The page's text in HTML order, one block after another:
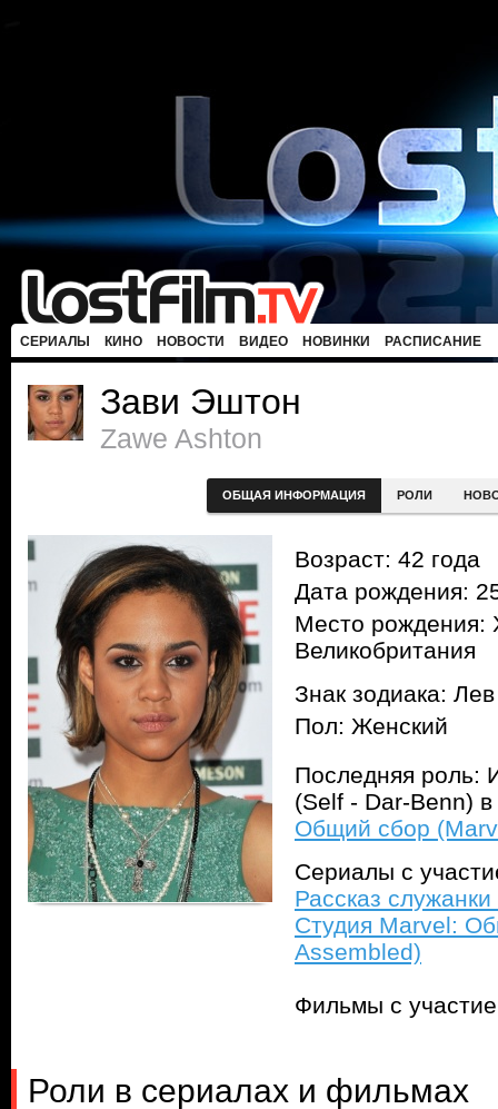
СЕРИАЛЫ КИНО НОВОСТИ ВИДЕО НОВИНКИ РАСПИСАНИЕ
Зави Эштон
Zawe Ashton
ОБЩАЯ ИНФОРМАЦИЯ РОЛИ
Возраст: 42 года
Дата рождения:
Место рождения:
Великобритания
Знак зодиака: Лев
Пол: Женский
Последняя роль:
(Self - Dar-Benn)
Общий сбор
Сериалы с
Рассказ
Студия Marvel:
Assembled)
Фильмы с
Роли в сериалах и фильмах